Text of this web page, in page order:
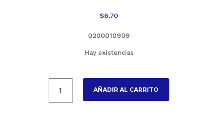
$6.70
0200010909
Hay existencias
AÑADIR AL CARRITO